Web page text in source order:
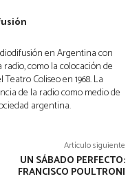
en Argentina con
como la colocación de
Coliseo en 1968. La
de la radio como medio de
argentina.
Artículo siguiente
UN SÁBADO PERFECTO:
FRANCISCO POULTRONI